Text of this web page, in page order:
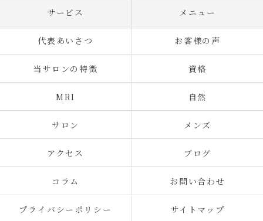
サービス メニュー
代表あいさつ お客様の声
当サロンの特徴 資格
MRI 自然
サロン メンズ
アクセス ブログ
コラム お問い合わせ
プライバシーポリシー サイトマップ